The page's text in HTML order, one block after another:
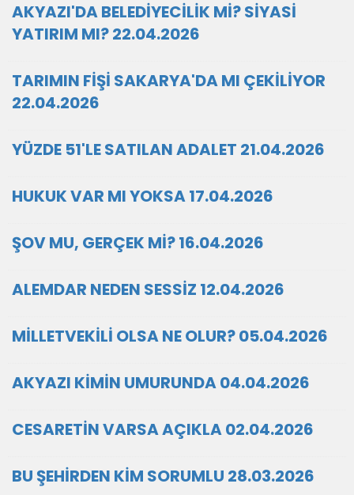
AKYAZI'DA BELEDİYECİLİK Mİ? SİYASİ
YATIRIM MI? 22.04.2026
TARIMIN FİŞİ SAKARYA'DA MI ÇEKİLİYOR
22.04.2026
YÜZDE 51'LE SATILAN ADALET 21.04.2026
HUKUK VAR MI YOKSA 17.04.2026
ŞOV MU, GERÇEK Mİ? 16.04.2026
ALEMDAR NEDEN SESSİZ 12.04.2026
MİLLETVEKİLİ OLSA NE OLUR? 05.04.2026
AKYAZI KİMİN UMURUNDA 04.04.2026
CESARETİN VARSA AÇIKLA 02.04.2026
BU ŞEHİRDEN KİM SORUMLU 28.03.2026